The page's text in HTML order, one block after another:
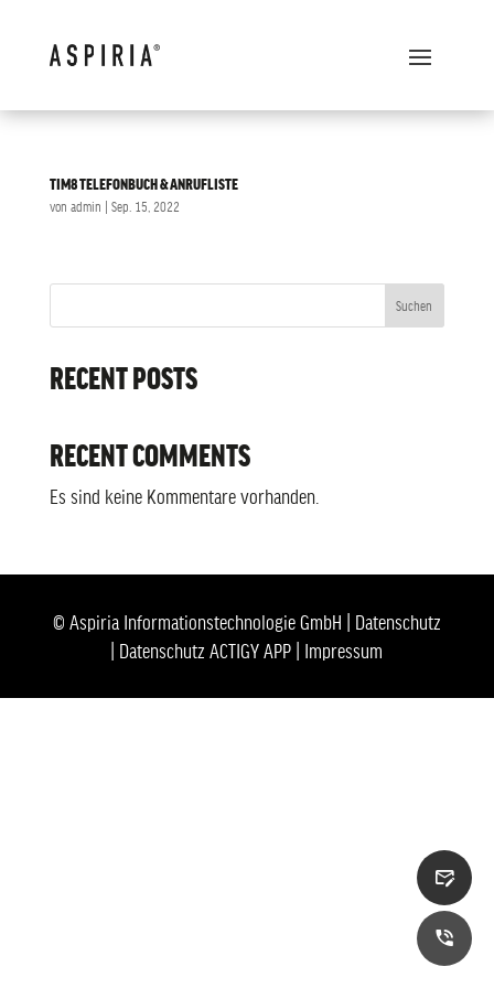
TIM8 TELEFONBUCH & ANRUFLISTE
von admin Sep. 15, 2022
Suchen
RECENT POSTS
RECENT COMMENTS
Es sind keine Kommentare vorhanden.
© Aspiria Informationstechnologie GmbH | Datenschutz
Datenschutz ACTIGY APP Impressum